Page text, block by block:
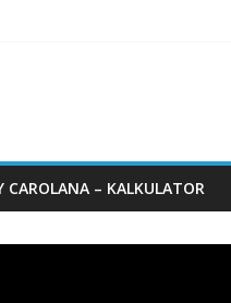
CAROLANA – KALKULATOR